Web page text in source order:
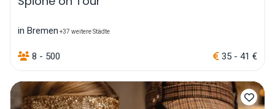
in Bremen +37 weitere Städte
8 - 500 35 - 41 €